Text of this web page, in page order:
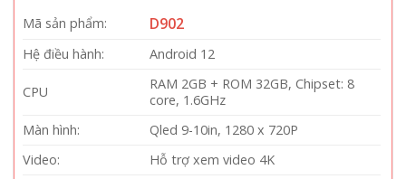
Mã sản phẩm: D902
Hệ điều hành: Android 12
CPU
RAM 2GB + ROM 32GB, Chipset: 8
core, 1.6GHz
Màn hình:
Qled 9-10in, 1280 x 720P
Video:
Hỗ trợ xem video 4K